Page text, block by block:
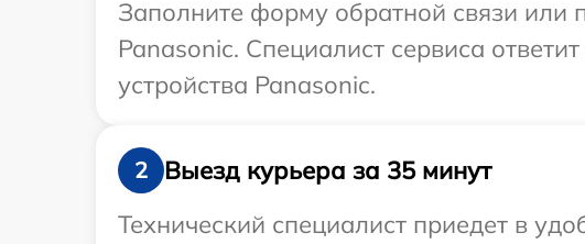
Заполните форму обратной связи или
Panasonic. Специалист сервиса
устройства Panasonic.
2
Выезд курьера за 35 минут
Технический специалист приедет в